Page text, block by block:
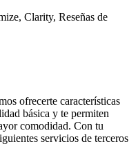
Clarity, Reseñas de
ofrecerte características
básica y te permiten
comodidad. Con tu
servicios de terceros